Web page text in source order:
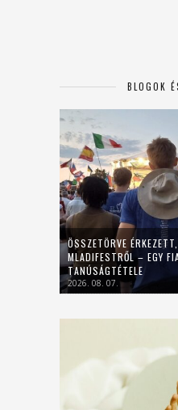
BLOGOK
ÖSSZETÖRVE
MLADIFESTRŐL – EGY
TANÚSÁGTÉTELE
2026. 08. 07.